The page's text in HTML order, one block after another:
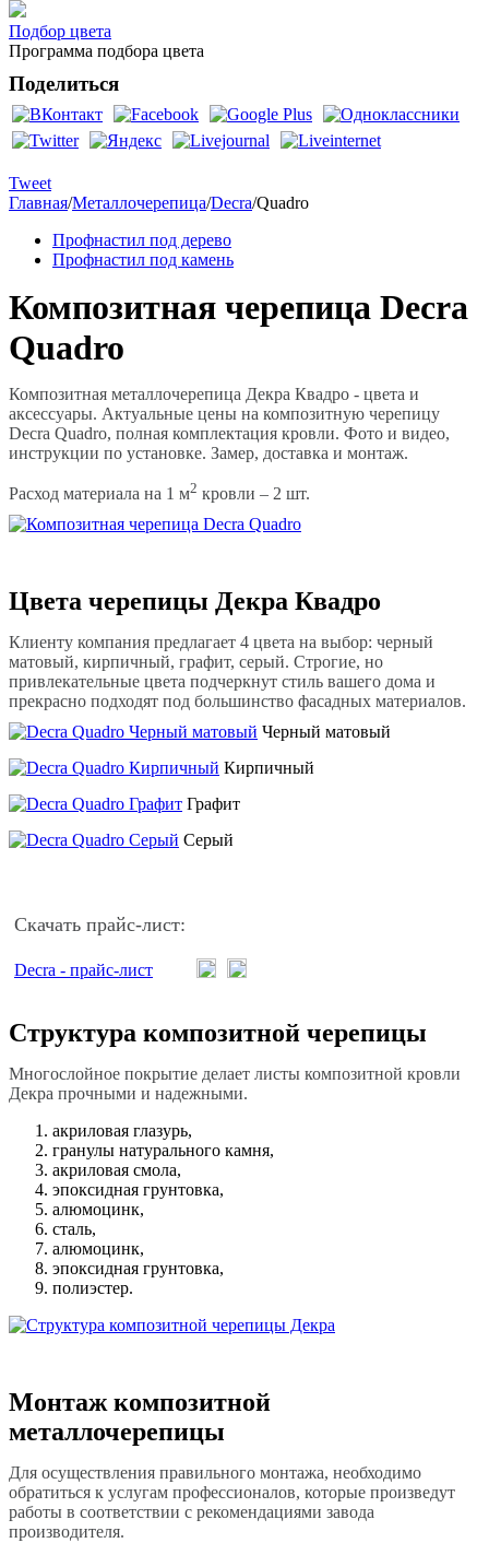
Подбор цвета
Программа подбора цвета
Поделиться
Tweet
Главная/Металлочерепица/Decra/Quadro
Профнастил под дерево
Профнастил под камень
Композитная черепица Decra
Quadro
Композитная металлочерепица Декра Квадро - цвета и
аксессуары. Актуальные цены на композитную черепицу
Decra Quadro, полная комплектация кровли. Фото и видео,
инструкции по установке. Замер, доставка и монтаж.
Расход материала на 1 м2 кровли – 2 шт.
Цвета черепицы Декра Квадро
Клиенту компания предлагает 4 цвета на выбор: черный
матовый, кирпичный, графит, серый. Строгие, но
привлекательные цвета подчеркнут стиль вашего дома и
прекрасно подходят под большинство фасадных материалов.
Черный матовый
Кирпичный
Графит
Серый
Скачать прайс-лист:
Decra - прайс-лист
Структура композитной черепицы
Многослойное покрытие делает листы композитной кровли
Декра прочными и надежными.
акриловая глазурь,
гранулы натурального камня,
акриловая смола,
эпоксидная грунтовка,
алюмоцинк,
сталь,
алюмоцинк,
эпоксидная грунтовка,
полиэстер.
Монтаж композитной
металлочерепицы
Для осуществления правильного монтажа, необходимо
обратиться к услугам профессионалов, которые произведут
работы в соответствии с рекомендациями завода
производителя.